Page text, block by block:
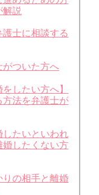
解説
士に相談する
がついた方へ
をしたい方へ】
方法を弁護士が
したいといわれ
婚したくない方
りの相手と離婚